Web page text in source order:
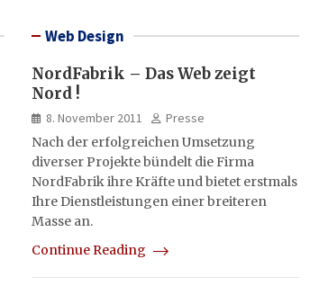
Web Design
NordFabrik – Das Web zeigt
Nord !
8. November 2011
Presse
Nach der erfolgreichen Umsetzung
diverser Projekte bündelt die Firma
NordFabrik ihre Kräfte und bietet erstmals
Ihre Dienstleistungen einer breiteren
Masse an.
Continue Reading